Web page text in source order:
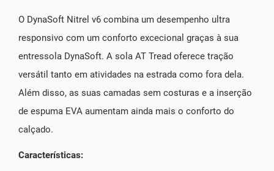
O DynaSoft Nitrel v6 combina um desempenho ultra
responsivo com um conforto excecional graças à sua
entressola DynaSoft. A sola AT Tread oferece tração
versátil tanto em atividades na estrada como fora dela.
Além disso, as suas camadas sem costuras e a inserção
de espuma EVA aumentam ainda mais o conforto do
calçado.
Características: